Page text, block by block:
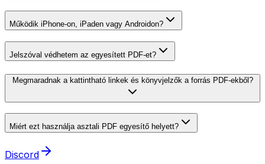
Működik iPhone-on, iPaden vagy Androidon?
Jelszóval védhetem az egyesített PDF-et?
Megmaradnak a kattintható linkek és könyvjelzők a forrás PDF-ekből?
Miért ezt használja asztali PDF egyesítő helyett?
Discord